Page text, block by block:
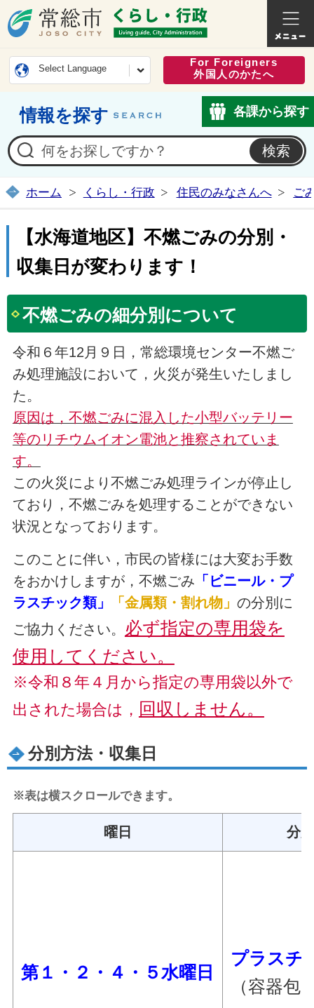
常総市公式ホームページ
くらし
Select Language
For Foreigners
外国人のかたへ
情報を探す 各課から探す
ホーム くらし・行政 住民のみなさんへ ご
【水海道地区】不燃ごみの分別・
収集日が変わります！
不燃ごみの細分別について
令和６年12月９日，常総環境センター不燃ご
み処理施設において，火災が発生いたしまし
た。
原因は，不燃ごみに混入した小型バッテリー
等のリチウムイオン電池と推察されていま
す。
この火災により不燃ごみ処理ラインが停止し
ており，不燃ごみを処理することができない
状況となっております。
このことに伴い，市民の皆様には大変お手数
をおかけしますが，不燃ごみ 「ビニール・プ
ラスチック類」
「金属類・割れ物」 の分別に
ご協力ください。 必ず指定の専用袋を
使用してください。
※令和８年４月から指定の専用袋以外で
出された場合は， 回収しません。
分別方法・収集日
※表は横スクロールできます。
曜日 分
第１・２・４・５水曜日
プラスチ
（容器包